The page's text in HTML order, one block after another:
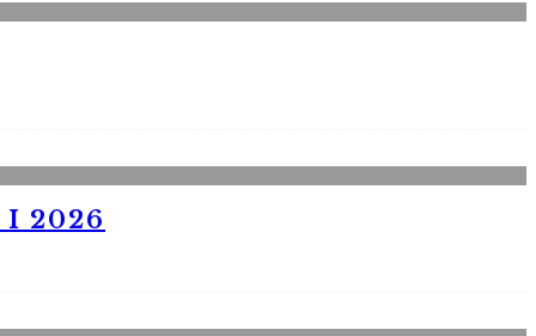
I 2026